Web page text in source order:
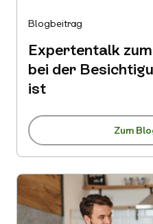
Blogbeitrag
Expertentalk
bei der
ist
Zum